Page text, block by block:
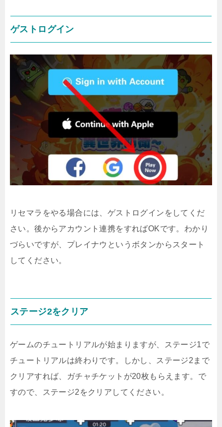
ゲストログイン
リセマラをやる場合には、ゲストログインをしてくだ
さい。後からアカウント連携をすればOKです。わかり
づらいですが、プレイナウというボタンからスタート
してください。
ステージ2をクリア
ゲームのチュートリアルが始まりますが、ステージ1で
チュートリアルは終わりです。しかし、ステージ2まで
クリアすれば、ガチャチケットが20枚もらえます。で
すので、ステージ2をクリアしてください。